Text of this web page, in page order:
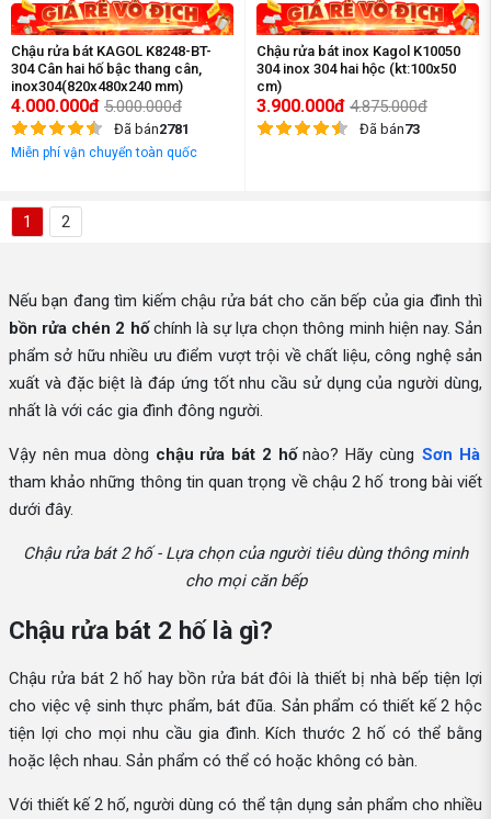
Chậu rửa bát KAGOL K8248-BT-
304 Cân hai hố bậc thang cân,
inox304(820x480x240 mm)
4.000.000đ 5.000.000đ
Đã bán2781
Miễn phí vận chuyển toàn quốc
Chậu rửa bát inox Kagol K10050
304 inox 304 hai hộc (kt:100x50
cm)
3.900.000đ 4.875.000đ
Đã bán73
1 2
Nếu bạn đang tìm kiếm chậu rửa bát cho căn bếp của gia đình thì
bồn rửa chén 2 hốchính là sự lựa chọn thông minh hiện nay. Sản
phẩm sở hữu nhiều ưu điểm vượt trội về chất liệu, công nghệ sản
xuất và đặc biệt là đáp ứng tốt nhu cầu sử dụng của người dùng,
nhất là với các gia đình đông người.
Vậy nên mua dòng chậu rửa bát 2 hốnào? Hãy cùng Sơn Hà
tham khảo những thông tin quan trọng về chậu 2 hố trong bài viết
dưới đây.
Chậu rửa bát 2 hố - Lựa chọn của người tiêu dùng thông minh
cho mọi căn bếp
Chậu rửa bát 2 hố là gì?
Chậu rửa bát 2 hố hay bồn rửa bát đôi là thiết bị nhà bếp tiện lợi
cho việc vệ sinh thực phẩm, bát đũa. Sản phẩm có thiết kế 2 hộc
tiện lợi cho mọi nhu cầu gia đình. Kích thước 2 hố có thể bằng
hoặc lệch nhau. Sản phẩm có thể có hoặc không có bàn.
Với thiết kế 2 hố, người dùng có thể tận dụng sản phẩm cho nhiều